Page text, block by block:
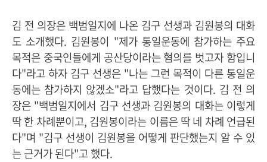
김 전 의장은 백범일지에 나온 김구 선생과 김원봉의 대화
도 소개했다. 김원봉이 "제가 통일운동에 참가하는 주요
목적은 중국인들에게 공산당이라는 혐의를 벗고자 함입니
다"라고 하자 김구 선생은 "나는 그런 목적이 다른 통일운
동에는 참가하지 않겠소"라고 답했다는 것이다. 김 전 의
장은 "백범일지에서 김구 선생과 김원봉의 대화는 이렇게
딱 한 차례뿐이고, 김원봉이라는 이름은 딱 네 차례 언급된
다"며 "김구 선생이 김원봉을 어떻게 판단했는지 알 수 있
는 근거가 된다"고 했다.